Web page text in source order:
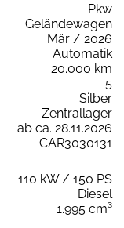
Pkw
Geländewagen
Mär / 2026
Automatik
20.000 km
5
Silber
Zentrallager
ab ca. 28.11.2026
CAR3030131
110 kW / 150 PS
Diesel
1.995 cm³